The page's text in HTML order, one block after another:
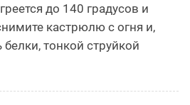
до 140 градусов и
кастрюлю с огня и,
тонкой струйкой